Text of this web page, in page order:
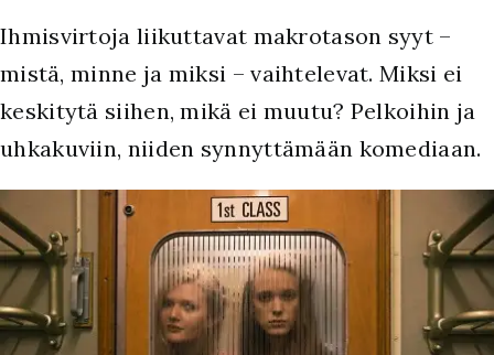
Ihmisvirtoja liikuttavat makrotason syyt –
mistä, minne ja miksi – vaihtelevat. Miksi ei
keskitytä siihen, mikä ei muutu? Pelkoihin ja
uhkakuviin, niiden synnyttämään komediaan.